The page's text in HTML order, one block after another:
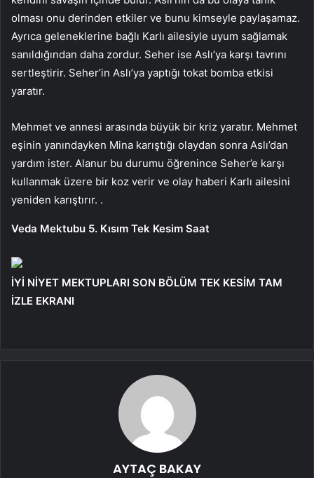
olması onu derinden etkiler ve bunu kimseyle paylaşamaz.
Ayrıca geleneklerine bağlı Karlı ailesiyle uyum sağlamak
sanıldığından daha zordur. Seher ise Aslı’ya karşı tavrını
sertleştirir. Seher’in Aslı’ya yaptığı tokat bomba etkisi
yaratır.
Mehmet ve annesi arasında büyük bir kriz yaratır. Mehmet
eşinin yanındayken Mina karıştığı olaydan sonra Aslı’dan
yardım ister. Alanur bu durumu öğrenince Seher’e karşı
kullanmak üzere bir koz verir ve olay haberi Karlı ailesini
yeniden karıştırır. .
Veda Mektubu 5. Kısım Tek Kesim Saat
İYİ NİYET MEKTUPLARI SON BÖLÜM TEK KESİM TAM
İZLE EKRANI
AYTAÇ BAKAY